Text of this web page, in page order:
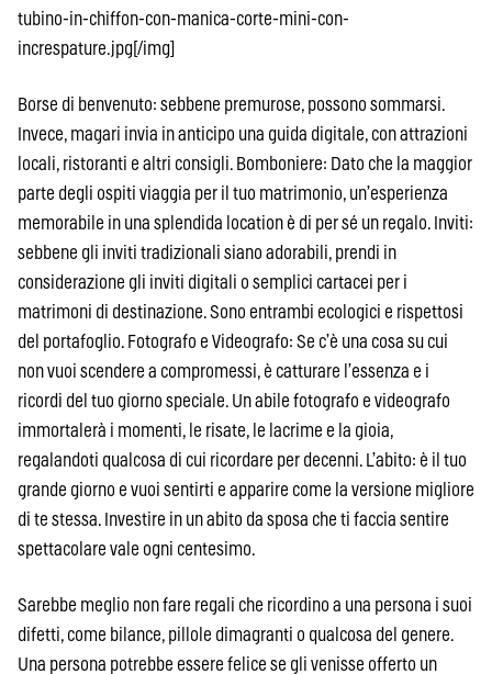
tubino-in-chiffon-con-manica-corte-mini-con-
increspature.jpg[/img]
Borse di benvenuto: sebbene premurose, possono sommarsi.
Invece, magari invia in anticipo una guida digitale, con attrazioni
locali, ristoranti e altri consigli. Bomboniere: Dato che la maggior
parte degli ospiti viaggia per il tuo matrimonio, un’esperienza
memorabile in una splendida location è di per sé un regalo. Inviti:
sebbene gli inviti tradizionali siano adorabili, prendi in
considerazione gli inviti digitali o semplici cartacei per i
matrimoni di destinazione. Sono entrambi ecologici e rispettosi
del portafoglio. Fotografo e Videografo: Se c’è una cosa su cui
non vuoi scendere a compromessi, è catturare l’essenza e i
ricordi del tuo giorno speciale. Un abile fotografo e videografo
immortalerà i momenti, le risate, le lacrime e la gioia,
regalandoti qualcosa di cui ricordare per decenni. L’abito: è il tuo
grande giorno e vuoi sentirti e apparire come la versione migliore
di te stessa. Investire in un abito da sposa che ti faccia sentire
spettacolare vale ogni centesimo.
Sarebbe meglio non fare regali che ricordino a una persona i suoi
difetti, come bilance, pillole dimagranti o qualcosa del genere.
Una persona potrebbe essere felice se gli venisse offerto un